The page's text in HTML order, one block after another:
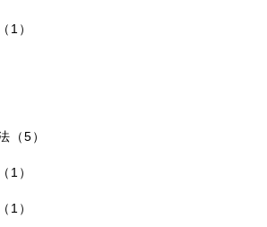
1）
（5）
1）
1）